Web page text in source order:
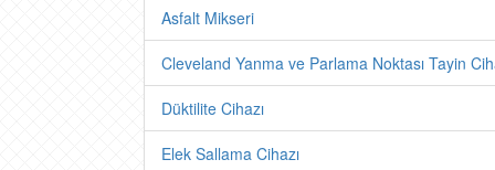
Asfalt Mikseri
Cleveland Yanma ve Parlama Noktası Tayin
Düktilite Cihazı
Elek Sallama Cihazı